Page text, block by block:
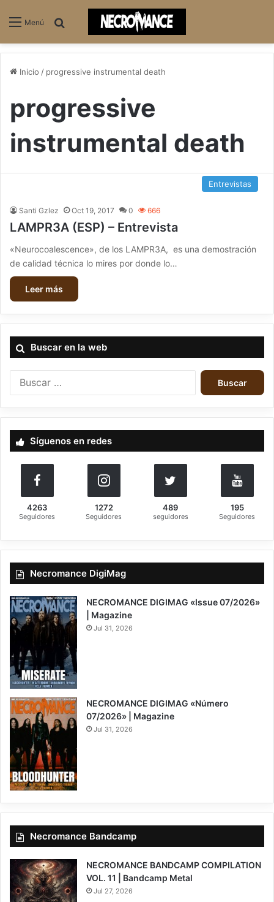
Menú
Inicio / progressive instrumental death
progressive
instrumental death
Entrevistas
Santi Gzlez Oct 19, 2017 0 666
LAMPR3A (ESP) – Entrevista
«Neurocoalescence», de los LAMPR3A, es una demostración
de calidad técnica lo mires por donde lo…
Leer más
Buscar en la web
:
Síguenos en redes
4263
Seguidores
1272
Seguidores
489
seguidores
195
Seguidores
Necromance DigiMag
NECROMANCE DIGIMAG «Issue 07/2026»
| Magazine
Jul 31, 2026
NECROMANCE DIGIMAG «Número
07/2026» | Magazine
Jul 31, 2026
Necromance Bandcamp
NECROMANCE BANDCAMP COMPILATION
VOL. 11 | Bandcamp Metal
Jul 27, 2026